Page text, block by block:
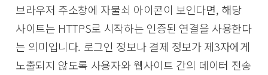
브라우저 주소창에 자물쇠 아이콘이 보인다면, 해당
사이트는 HTTPS로 시작하는 인증된 연결을 사용한다
는 의미입니다. 로그인 정보나 결제 정보가 제3자에게
노출되지 않도록 사용자와 웹사이트 간의 데이터 전송